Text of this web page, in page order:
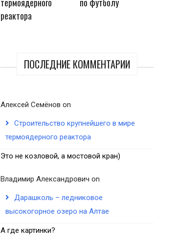
реактора
ПОСЛЕДНИЕ КОММЕНТАРИИ
Алексей Семёнов on
Строительство крупнейшего в мире
термоядерного реактора
Это не козловой, а мостовой кран)
Владимир Александрович on
Дарашколь – ледниковое
высокогорное озеро на Алтае
А где картинки?